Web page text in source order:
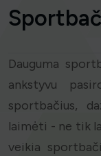
Dauguma
ankstyvu
sportbačius,
laimėti - ne tik
veikia